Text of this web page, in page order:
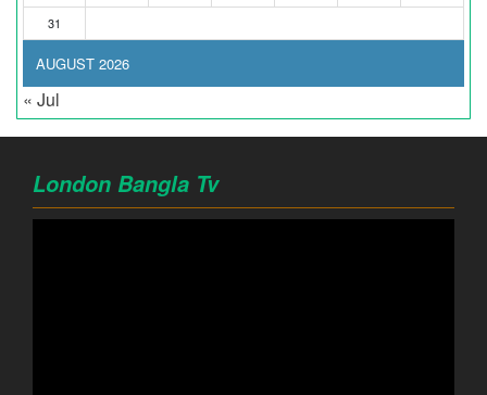
AUGUST 2026
31
« Jul
London Bangla Tv